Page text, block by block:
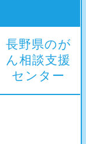
長野県のが
ん相談支援
センター